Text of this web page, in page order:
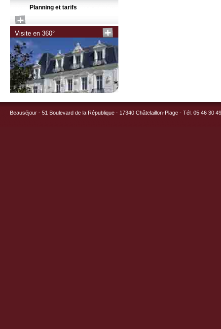
Planning et tarifs
Visite en 360°
Beauséjour - 51 Boulevard de la République - 17340 Châtelaillon-Plage - Tél. 05 46 30